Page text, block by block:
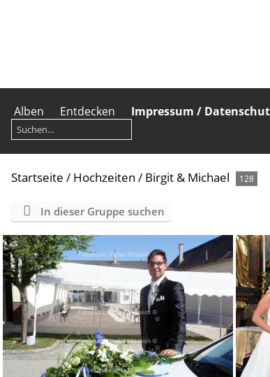
Alben Entdecken Impressum /
Startseite / Hochzeiten / Birgit & Michael 128
In dieser Gruppe suchen